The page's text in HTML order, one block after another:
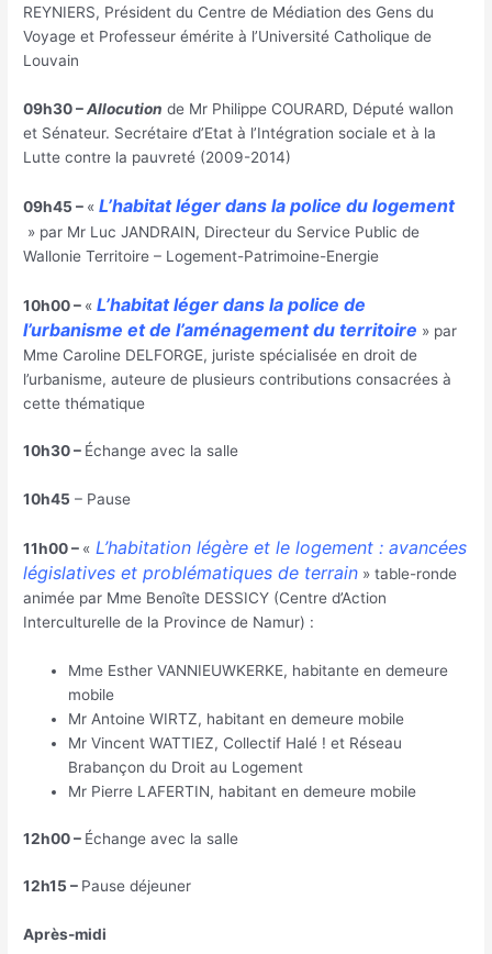
REYNIERS, Président du Centre de Médiation des Gens du
Voyage et Professeur émérite à l’Université Catholique de
Louvain
09h30 –Allocution de Mr Philippe COURARD, Député wallon
et Sénateur. Secrétaire d’Etat à l’Intégration sociale et à la
Lutte contre la pauvreté (2009-2014)
09h45 – « L’habitat léger dans la police du logement
» par Mr Luc JANDRAIN, Directeur du Service Public de
Wallonie Territoire – Logement-Patrimoine-Energie
10h00 – «L’habitat léger dans la police de
l’urbanisme et de l’aménagement du territoire » par
Mme Caroline DELFORGE, juriste spécialisée en droit de
l’urbanisme, auteure de plusieurs contributions consacrées à
cette thématique
10h30 – Échange avec la salle
10h45 – Pause
11h00 – « L’habitation légère et le logement : avancées
législatives et problématiques de terrain » table-ronde
animée par Mme Benoîte DESSICY (Centre d’Action
Interculturelle de la Province de Namur) :
Mme Esther VANNIEUWKERKE, habitante en demeure
mobile
Mr Antoine WIRTZ, habitant en demeure mobile
Mr Vincent WATTIEZ, Collectif Halé ! et Réseau
Brabançon du Droit au Logement
Mr Pierre LAFERTIN, habitant en demeure mobile
12h00 – Échange avec la salle
12h15 – Pause déjeuner
Après-midi